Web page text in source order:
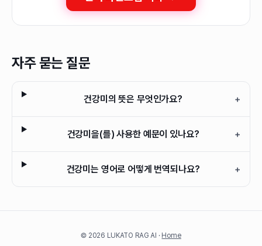
자주 묻는 질문
건강미의 뜻은 무엇인가요? +
건강미을(를) 사용한 예문이 있나요? +
건강미는 영어로 어떻게 번역되나요? +
© 2026 LUKATO RAG AI · Home